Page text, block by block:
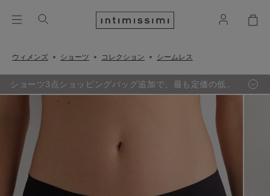
ウィメンズ ショーツ コレクション シームレス
ショーツ3点ショッピングバッグ追加で、最も定価の低い
1点が無料に。（セール品対象外）